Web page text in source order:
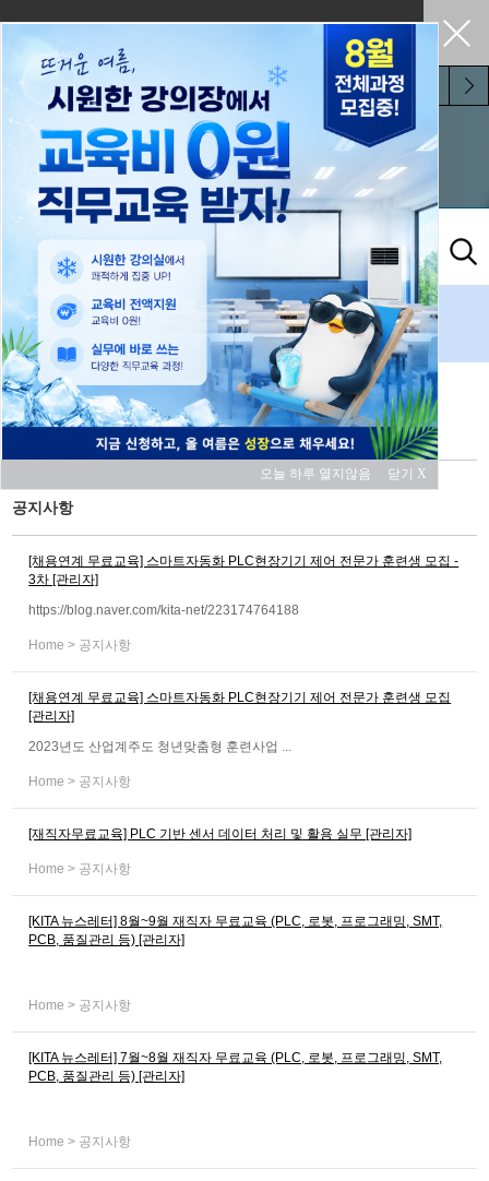
펼쳐두기
PLC검색결과33개
공지사항
[채용연계 무료교육] 스마트자동화 PLC현장기기 제어 전문가 훈련생 모집 -
3차 [관리자]
https://blog.naver.com/kita-net/223174764188
Home > 공지사항
[채용연계 무료교육] 스마트자동화 PLC현장기기 제어 전문가 훈련생 모집
[관리자]
2023년도 산업계주도 청년맞춤형 훈련사업 ...
Home > 공지사항
[재직자무료교육] PLC 기반 센서 데이터 처리 및 활용 실무 [관리자]
Home > 공지사항
[KITA 뉴스레터] 8월~9월 재직자 무료교육 (PLC, 로봇, 프로그래밍, SMT,
PCB, 품질관리 등) [관리자]
Home > 공지사항
[KITA 뉴스레터] 7월~8월 재직자 무료교육 (PLC, 로봇, 프로그래밍, SMT,
PCB, 품질관리 등) [관리자]
Home > 공지사항
오늘 하루 열지않음 닫기 X